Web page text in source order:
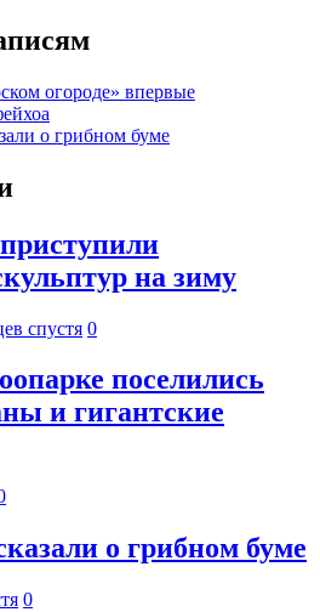
огороде» впервые
о грибном буме
на зиму
спустя 0
поселились
и гигантские
о грибном буме
0